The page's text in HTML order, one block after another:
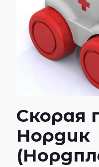
Скорая
Нордик